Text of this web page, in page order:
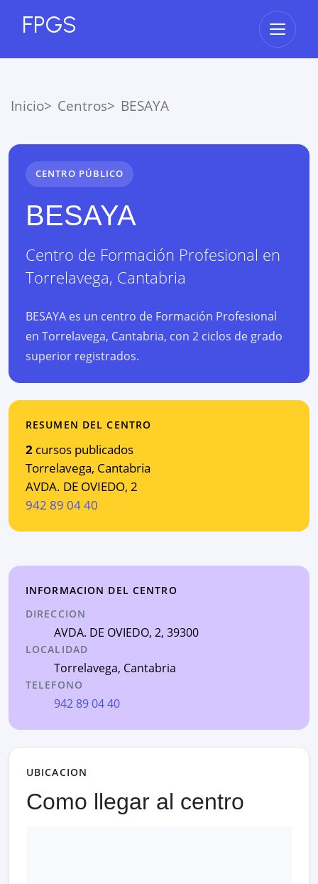
FPGS Abrir
Inicio Centros BESAYA
CENTRO PÚBLICO
BESAYA
Centro de Formación Profesional en
Torrelavega, Cantabria
BESAYA es un centro de Formación Profesional
en Torrelavega, Cantabria, con 2 ciclos de grado
superior registrados.
RESUMEN DEL CENTRO
2 cursos publicados
Torrelavega, Cantabria
AVDA. DE OVIEDO, 2
942 89 04 40
INFORMACION DEL CENTRO
DIRECCION
AVDA. DE OVIEDO, 2, 39300
LOCALIDAD
Torrelavega, Cantabria
TELEFONO
942 89 04 40
UBICACION
Como llegar al centro